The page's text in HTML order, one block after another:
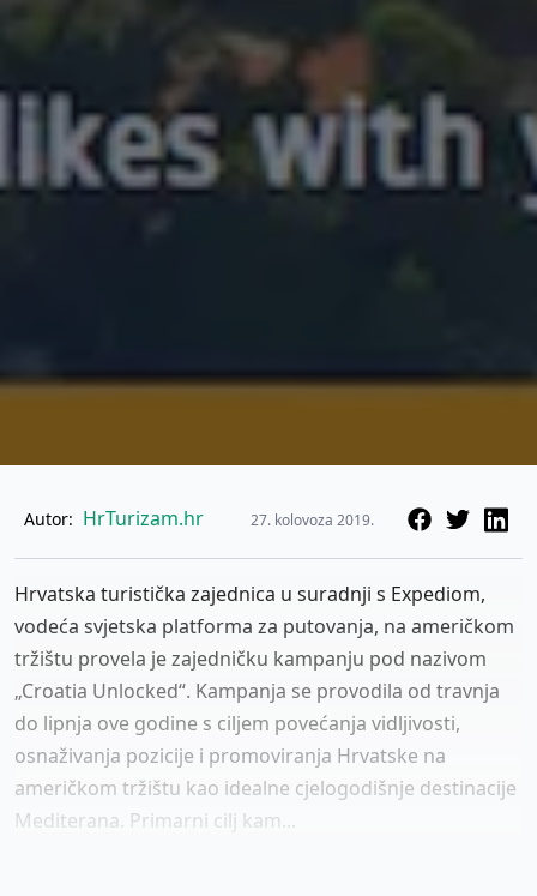
Autor: HrTurizam.hr 27. kolovoza 2019.
Hrvatska turistička zajednica u suradnji s Expediom,
vodeća svjetska platforma za putovanja, na američkom
tržištu provela je zajedničku kampanju pod nazivom
„Croatia Unlocked“. Kampanja se provodila od travnja
do lipnja ove godine s ciljem povećanja vidljivosti,
osnaživanja pozicije i promoviranja Hrvatske na
američkom tržištu kao idealne cjelogodišnje destinacije
Mediterana. Primarni cilj kam...